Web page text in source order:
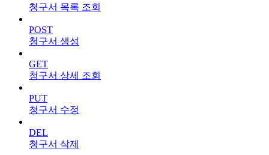
청구서 목록 조회
POST
청구서 생성
GET
청구서 상세 조회
PUT
청구서 수정
DEL
청구서 삭제